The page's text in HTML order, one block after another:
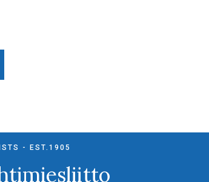
- EST.1905